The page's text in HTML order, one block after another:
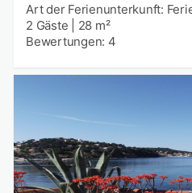
Art der Ferienunterkunft:
2 Gäste
28 m²
Bewertungen: 4